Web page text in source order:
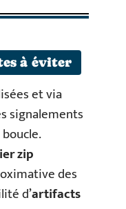
à éviter
et via
signalements
zip
des
d’artifacts